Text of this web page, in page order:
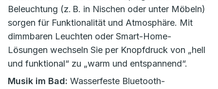
Beleuchtung (z. B. in Nischen oder unter Möbeln)
sorgen für Funktionalität und Atmosphäre. Mit
dimmbaren Leuchten oder Smart-Home-
Lösungen wechseln Sie per Knopfdruck von „hell
und funktional“ zu „warm und entspannend“.
Musik im Bad: Wasserfeste Bluetooth-